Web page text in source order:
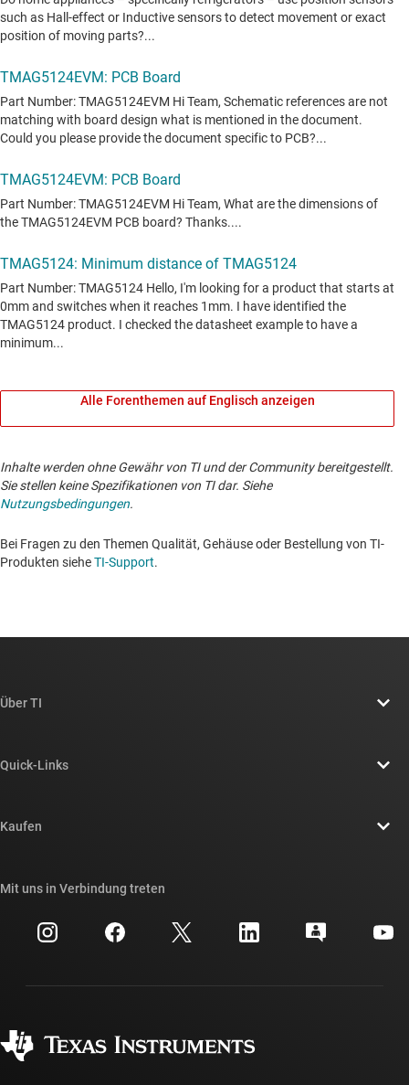
Alle Forenthemen auf Englisch anzeigen
Inhalte werden ohne Gewähr von TI und der Community bereitgestellt.
Sie stellen keine Spezifikationen von TI dar. Siehe
Nutzungsbedingungen.
Bei Fragen zu den Themen Qualität, Gehäuse oder Bestellung von TI-
Produkten sieheTI-Support.
Über TI
Newsroom
Investorenbeziehungen
Fertigung
Quick-Links
Querverweis-Suche
Kundensupportzentrum
myTI-Konto FAQs
Kaufen
Häufig gestellte Fragen zu Bestellungen
Mit uns in Verbindung treten